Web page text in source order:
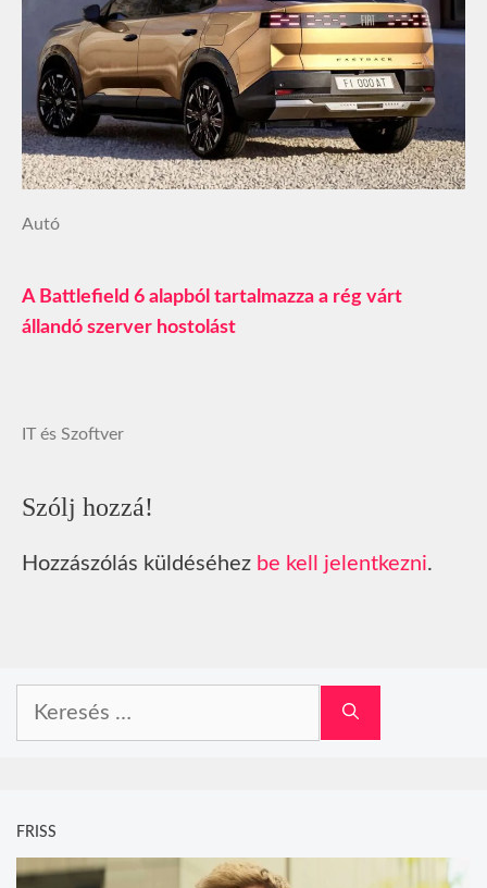
Autó
A Battlefield 6 alapból tartalmazza a rég várt
állandó szerver hostolást
IT és Szoftver
Szólj hozzá!
Hozzászólás küldéséhez be kell jelentkezni.
FRISS